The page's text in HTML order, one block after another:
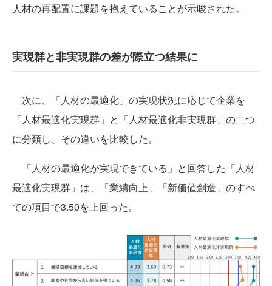
人材の再配置に課題を抱えていることが示唆された。
実現群と非実現群の差が際立つ結果に
次に、「人材の最適化」の実現状況に応じて企業を
「人材最適化実現群」と「人材最適化非実現群」の二つ
に分類し、その違いを比較した。
「人材の最適化が実現できている」と回答した「人材
最適化実現群」は、「業績向上」「新価値創造」のすべ
ての項目で3.50を上回った。